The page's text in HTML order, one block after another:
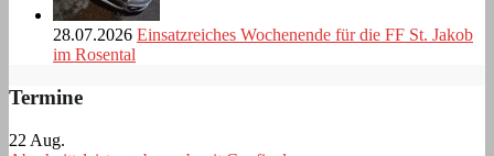
28.07.2026 Einsatzreiches Wochenende für die FF St. Jakob
im Rosental
Termine
22 Aug.